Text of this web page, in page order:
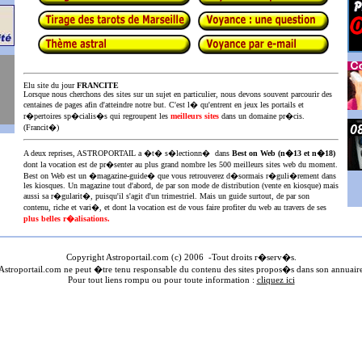
Elu site du jourFRANCITE
Lorsque nous cherchons des sites sur un sujet en particulier, nous devons souvent parcourir des
centaines de pages afin d'atteindre notre but. C'est l� qu'entrent en jeux les portails et
r�pertoires sp�cialis�s qui regroupent les meilleurs sites dans un domaine pr�cis.
(Francit�)
A deux reprises, ASTROPORTAIL a �t� s�lectionn� dans Best on Web (n�13 et n�18)
dont la vocation est de pr�senter au plus grand nombre les 500 meilleurs sites web du moment.
Best on Web est un �magazine-guide� que vous retrouverez d�sormais r�guli�rement dans
les kiosques. Un magazine tout d'abord, de par son mode de distribution (vente en kiosque) mais
aussi sa r�gularit�, puisqu'il s'agit d'un trimestriel. Mais un guide surtout, de par son
contenu, riche et vari�, et dont la vocation est de vous faire profiter du web au travers de ses
plus belles r�alisations.
Copyright Astroportail.com (c) 2006 -Tout droits r�serv�s.
ne peut �tre tenu responsable du contenu des sites propos�s dans son
Pour tout liens rompu ou pour toute information : cliquez ici